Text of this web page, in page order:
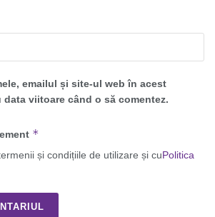
emailul și site-ul web în acest
viitoare când o să comentez.
*
și condițiile de utilizare și cuPolitica